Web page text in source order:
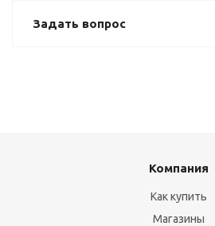
Задать вопрос
Компания
Как купить
Магазины